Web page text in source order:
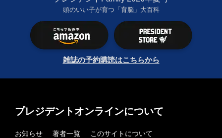
頭のいい子が育つ「育脳」大百科
雑誌の予約購読はこちらから
プレジデントオンラインについて
お知らせ 著者一覧
このサイトについて